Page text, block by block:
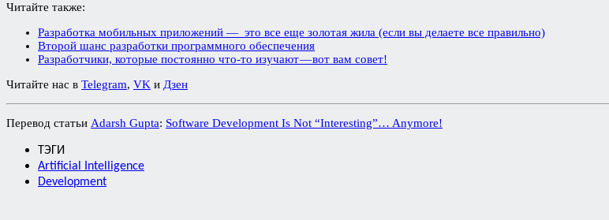
Читайте также:
Разработка мобильных приложений — это все еще золотая жила (если вы делаете все правильно)
Второй шанс разработки программного обеспечения
Разработчики, которые постоянно что-то изучают — вот вам совет!
Читайте нас в Telegram, VK и Дзен
Перевод статьи Adarsh Gupta: Software Development Is Not “Interesting”… Anymore!
ТЭГИ
Artificial Intelligence
Development